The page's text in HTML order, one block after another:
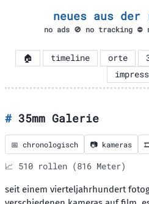
neues aus
no ads 🚫 no tracking ⛔
🏠 timeline orte
35mm Galerie
📅 chronologisch 📷 kameras
📈 510 rollen (816 Meter)
seit einem vierteljahrhundert